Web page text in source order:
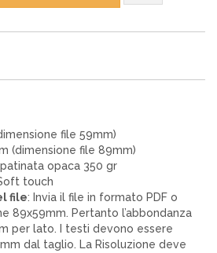
file 59mm)
(dimensione file 89mm)
opaca 350 gr
touch
file: Invia il file in formato PDF o
89x59mm. Pertanto l’abbondanza
per lato. I testi devono essere
dal taglio. La Risoluzione deve